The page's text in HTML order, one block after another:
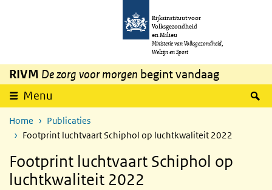
Overslaan en naar de inhoud gaan
Rijksinstituut voor
Volksgezondheid
en Milieu
Ministerie van Volksgezondheid,
Welzijn en Sport
RIVM De zorg voor morgen begint vandaag
Menu
Home
Publicaties
Footprint luchtvaart Schiphol op luchtkwaliteit 2022
Footprint luchtvaart Schiphol op
luchtkwaliteit 2022